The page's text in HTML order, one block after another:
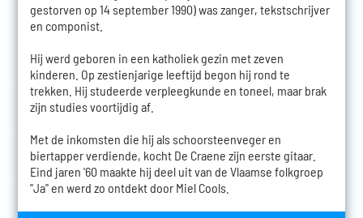
gestorven op 14 september 1990) was zanger, tekstschrijver
en componist.
Hij werd geboren in een katholiek gezin met zeven
kinderen. Op zestienjarige leeftijd begon hij rond te
trekken. Hij studeerde verpleegkunde en toneel, maar brak
zijn studies voortijdig af.
Met de inkomsten die hij als schoorsteenveger en
biertapper verdiende, kocht De Craene zijn eerste gitaar.
Eind jaren '60 maakte hij deel uit van de Vlaamse folkgroep
"Ja" en werd zo ontdekt door Miel Cools.